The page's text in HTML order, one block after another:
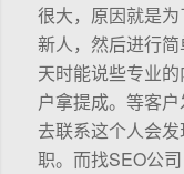
很大，原因就是
新人，然后进行
天时能说些专业
户拿提成。等客户
去联系这个人会
职。而找SEO公